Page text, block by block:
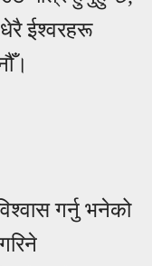
धेरै ईश्वरहरू
गर्नु भनेको